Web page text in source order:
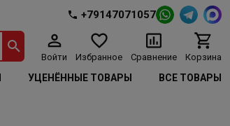
+79147071057
Войти Избранное Сравнение Корзина
УЦЕНЁННЫЕ ТОВАРЫ ВСЕ ТОВАРЫ